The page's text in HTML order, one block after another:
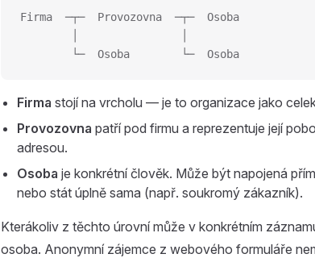
Firma  ─┬─  Provozovna  ─┬─  Osoba
        └─  Osoba        └─  Osoba
Firma stojí na vrcholu — je to organizace jako
Provozovna patří pod firmu a reprezentuje její
adresou.
Osoba je konkrétní člověk. Může být napojená
nebo stát úplně sama (např. soukromý zákazník).
Kterákoliv z těchto úrovní může v konkrétním
osoba. Anonymní zájemce z webového formuláře